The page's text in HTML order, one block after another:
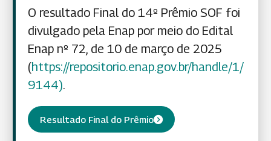
O resultado Final do 14º Prêmio SOF foi
divulgado pela Enap por meio do Edital
Enap nº 72, de 10 de março de 2025
(https://repositorio.enap.gov.br/handle/1/
9144).
Resultado Final do Prêmio